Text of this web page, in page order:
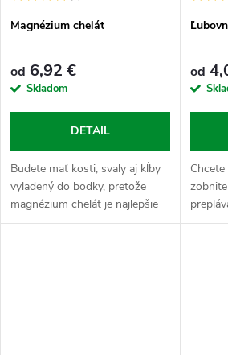
Magnézium chelát
od 6,92 €
Skladom
DETAIL
Budete mať kosti, svaly aj kĺby
vyladený do bodky, pretože
magnézium chelát je najlepšie
vstrebateľná väzba horčíka,
od